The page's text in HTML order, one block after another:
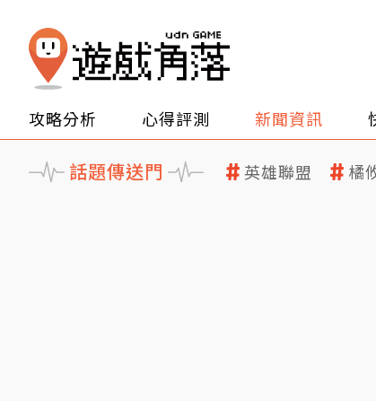
攻略分析 心得評測 新聞資訊
話題傳送門 英雄聯盟 橘